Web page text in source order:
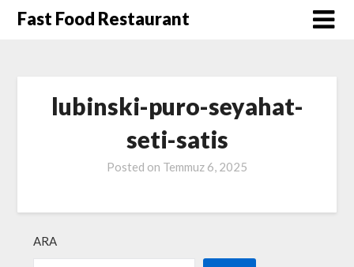
SkipFast Food Restaurant
lubinski-puro-seyahat-
seti-satis
Posted on Temmuz 6, 2025
ARA